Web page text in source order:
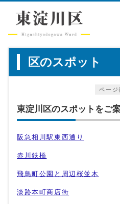
区のスポット
ページ
東淀川区のスポットをご
阪急相川駅東西通り
赤川鉄橋
飛鳥町公園と周辺桜並木
淡路本町商店街